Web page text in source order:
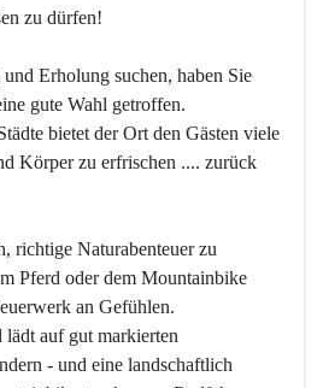
zu dürfen!
Erholung suchen, haben Sie
gute Wahl getroffen.
bietet der Ort den Gästen viele
Körper zu erfrischen .... zurück
richtige Naturabenteuer zu
Pferd oder dem Mountainbike
an Gefühlen.
auf gut markierten
- und eine landschaftlich